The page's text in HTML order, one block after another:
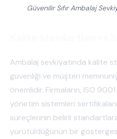
Güvenilir Sıfır Ambalaj
Ambalaj sevkiyatında kalite
güvenliği ve müşteri
önemlidir. Firmaların, ISO
yönetim sistemleri
süreçlerinin belirli
yürütüldüğünün bir